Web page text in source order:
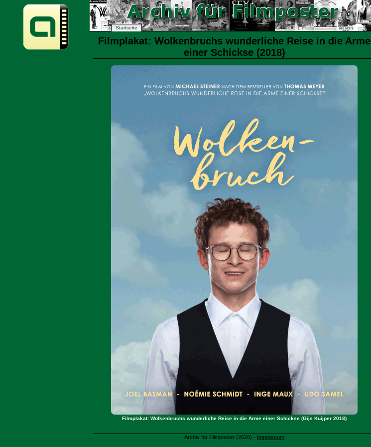
Startseite
Filmplakat: Wolkenbruchs wunderliche Reise in die Arme
einer Schickse (2018)
Filmplakat: Wolkenbruchs wunderliche Reise in die Arme einer Schickse (Gijs Kuijper 2018)
Archiv für Filmposter (2026) - Impressum